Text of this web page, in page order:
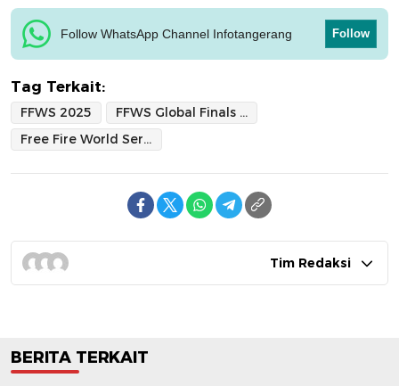
Follow WhatsApp Channel Infotangerang Follow
Tag Terkait:
FFWS 2025
FFWS Global Finals 2024
Free Fire World Series
Tim Redaksi
BERITA TERKAIT